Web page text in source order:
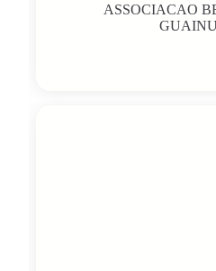
ASSOCIACAO